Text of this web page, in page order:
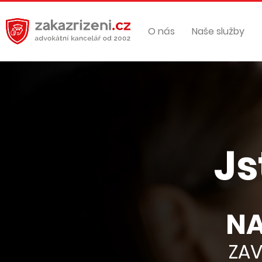
O nás Naše služby